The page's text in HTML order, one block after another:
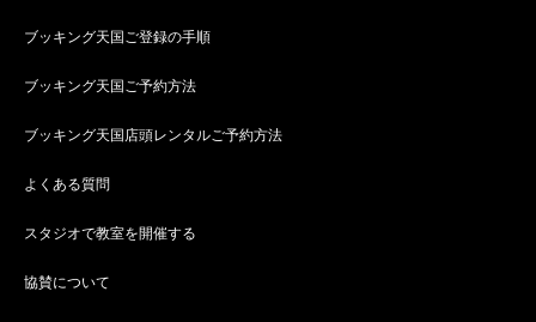
ブッキング天国ご登録の手順
ブッキング天国ご予約方法
ブッキング天国店頭レンタルご予約方法
よくある質問
スタジオで教室を開催する
協賛について